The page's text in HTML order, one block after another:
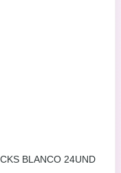
BLANCO 24UND